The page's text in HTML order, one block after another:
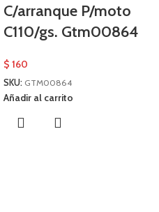
C/arranque P/moto
C110/gs. Gtm00864
$ 160
SKU: GTM00864
Añadir al carrito